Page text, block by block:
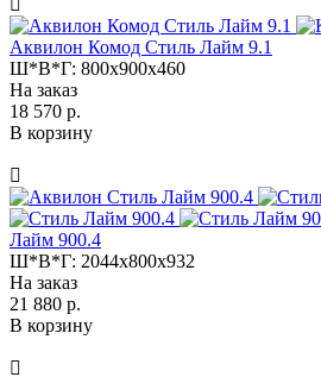
Аквилон Комод Стиль Лайм 9.1
Ш*В*Г: 800x900x460
На заказ
18 570 р.
В корзину
Лайм 900.4
Ш*В*Г: 2044x800x932
На заказ
21 880 р.
В корзину